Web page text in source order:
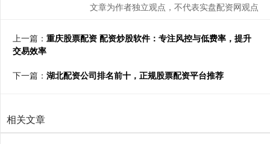
文章为作者独立观点，不代表实盘配资网观点
上一篇： 重庆股票配资 配资炒股软件：专注风控与低费率，提升
交易效率
下一篇： 湖北配资公司排名前十，正规股票配资平台推荐
相关文章